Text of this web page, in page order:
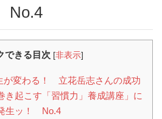
No.4
できる目次 [非表示]
が変わる！ 立花岳志さんの成功
き起こす「習慣力」養成講座」に
生ッ！ No.4